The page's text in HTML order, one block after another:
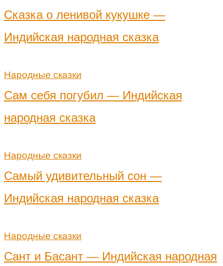
Сказка о ленивой кукушке —
Индийская народная сказка
Народные сказки
Сам себя погубил — Индийская
народная сказка
Народные сказки
Самый удивительный сон —
Индийская народная сказка
Народные сказки
Сант и Басант — Индийская народная